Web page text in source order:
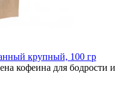
крупный, 100 гр
кофеина для бодрости и